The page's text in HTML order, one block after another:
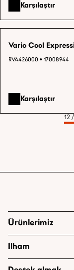
Karşılaştır
Vario Cool
RVA426000 • 17008944
Karşılaştır
12
Ürünlerimiz
İlham